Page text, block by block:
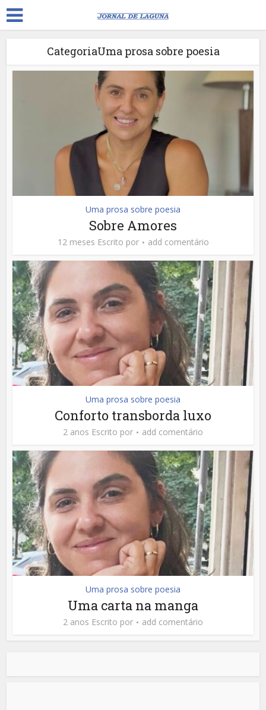
CategoriaUma prosa sobre poesia
Uma prosa sobre poesia
Sobre Amores
12 meses Escrito por add comentário
Uma prosa sobre poesia
Conforto transborda luxo
2 anos Escrito por add comentário
Uma prosa sobre poesia
Uma carta na manga
2 anos Escrito por add comentário